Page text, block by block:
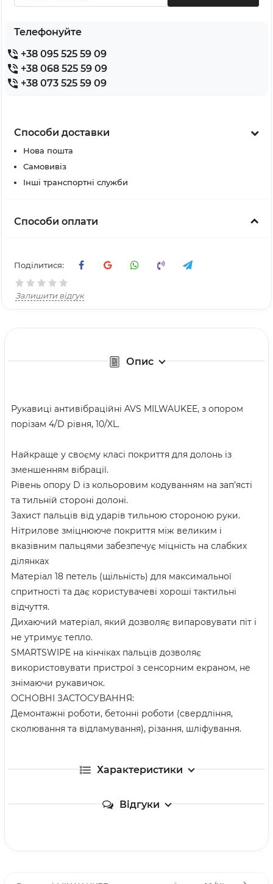
Телефонуйте
+38 095 525 59 09
+38 068 525 59 09
+38 073 525 59 09
Способи доставки
Нова пошта
Самовивіз
Інші транспортні служби
Способи оплати
Поділитися:
Залишити відгук
Опис
Рукавиці антивібраційні AVS MILWAUKEE, з опором
порізам 4/D рівня, 10/XL.
Найкраще у своєму класі покриття для долонь із
зменшенням вібрації.
Рівень опору D із кольоровим кодуванням на зап’ясті
та тильній стороні долоні.
Захист пальців від ударів тильною стороною руки.
Нітрилове зміцнююче покриття між великим і
вказівним пальцями забезпечує міцність на слабких
ділянках
Матеріал 18 петель (щільність) для максимальної
спритності та дає користувачеві хороші тактильні
відчуття.
Дихаючий матеріал, який дозволяє випаровувати піт і
не утримує тепло.
SMARTSWIPE на кінчіках пальців дозволяє
використовувати пристрої з сенсорним екраном, не
знімаючи рукавичок.
ОСНОВНІ ЗАСТОСУВАННЯ:
Демонтажні роботи, бетонні роботи (свердління,
сколювання та відламування), різання, шліфування.
Характеристики
Відгуки